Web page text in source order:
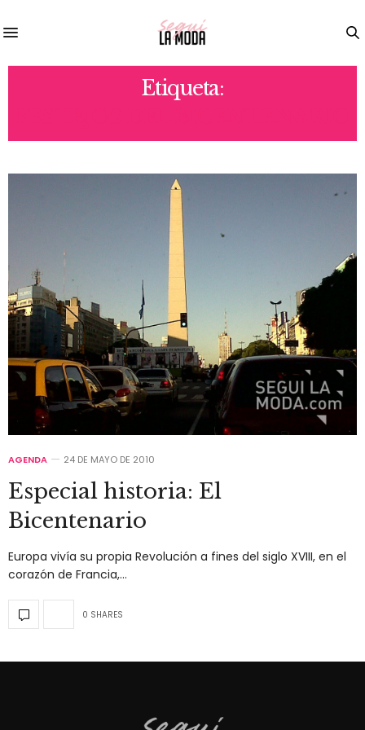
Etiqueta:
AGENDA 24 DE MAYO DE 2010
Especial historia: El
Bicentenario
Europa vivía su propia Revolución a fines del siglo XVIII, en el
corazón de Francia,…
0 SHARES